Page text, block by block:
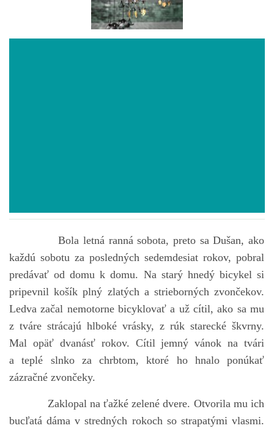
EGYRON: SIEDMY DEŇ - 3. DIEL
TARA
VLČÍ MOR
bludicka.cirezlo@gmail.com
Príbehy a poviedky na tejto stránke sú duševným
Bola letná ranná sobota, preto sa Dušan, ako
každú sobotu za posledných sedemdesiat rokov, pobral
predávať od domu k domu. Na starý hnedý bicykel si
pripevnil košík plný zlatých a strieborných zvončekov.
Ledva začal nemotorne bicyklovať a už cítil, ako sa mu
z tváre strácajú hlboké vrásky, z rúk starecké škvrny.
Mal opäť dvanásť rokov. Cítil jemný vánok na tvári
a teplé slnko za chrbtom, ktoré ho hnalo ponúkať
zázračné zvončeky.
Zaklopal na ťažké zelené dvere. Otvorila mu ich
bucľatá dáma v stredných rokoch so strapatými vlasmi.